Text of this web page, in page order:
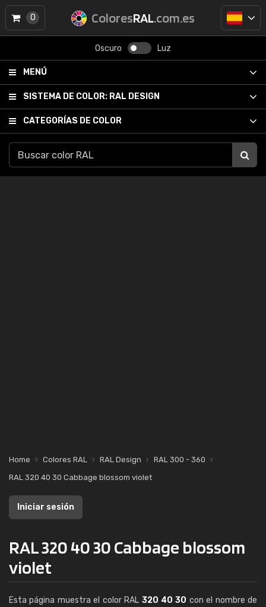
ColoresRAL.com.es
Oscuro Luz
MENÚ
SISTEMA DE COLOR: RAL DESIGN
CATEGORÍAS DE COLOR
0
Home Colores RAL RAL Design
RAL 300 - 360
RAL 320 40 30 Cabbage blossom violet
Iniciar sesión
RAL 320 40 30 Cabbage blossom
violet
Esta página muestra el color RAL 320 40 30 con el nombre de